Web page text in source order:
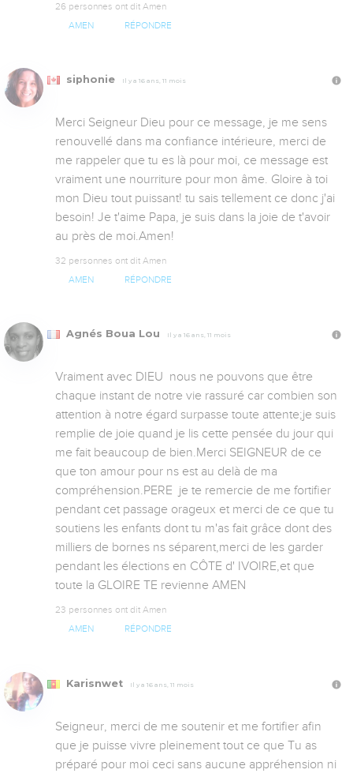
26 personnes ont dit Amen
AMEN RÉPONDRE
siphonie Il y a 16 ans, 11 mois
Merci Seigneur Dieu pour ce message, je me sens
renouvellé dans ma confiance intérieure, merci de
me rappeler que tu es là pour moi, ce message est
vraiment une nourriture pour mon âme. Gloire à toi
mon Dieu tout puissant! tu sais tellement ce donc j'ai
besoin! Je t'aime Papa, je suis dans la joie de t'avoir
au près de moi.Amen!
32 personnes ont dit Amen
AMEN RÉPONDRE
Agnés Boua Lou Il y a 16 ans, 11 mois
Vraiment avec DIEU  nous ne pouvons que être
chaque instant de notre vie rassuré car combien son
attention à notre égard surpasse toute attente;je suis
remplie de joie quand je lis cette pensée du jour qui
me fait beaucoup de bien.Merci SEIGNEUR de ce
que ton amour pour ns est au delà de ma
compréhension.PERE  je te remercie de me fortifier
pendant cet passage orageux et merci de ce que tu
soutiens les enfants dont tu m'as fait grâce dont des
milliers de bornes ns séparent,merci de les garder
pendant les élections en CÔTE d' IVOIRE,et que
toute la GLOIRE TE revienne AMEN
23 personnes ont dit Amen
AMEN RÉPONDRE
Karisnwet Il y a 16 ans, 11 mois
Seigneur, merci de me soutenir et me fortifier afin
que je puisse vivre pleinement tout ce que Tu as
préparé pour moi ceci sans aucune appréhension ni